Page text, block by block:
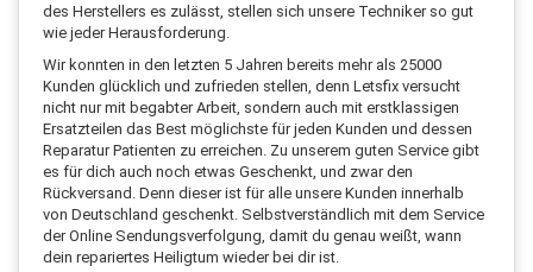
des Herstellers es zulässt, stellen sich unsere Techniker so gut
wie jeder Herausforderung.
Wir konnten in den letzten 5 Jahren bereits mehr als 25000
Kunden glücklich und zufrieden stellen, denn Letsfix versucht
nicht nur mit begabter Arbeit, sondern auch mit erstklassigen
Ersatzteilen das Best möglichste für jeden Kunden und dessen
Reparatur Patienten zu erreichen. Zu unserem guten Service gibt
es für dich auch noch etwas Geschenkt, und zwar den
Rückversand. Denn dieser ist für alle unsere Kunden innerhalb
von Deutschland geschenkt. Selbstverständlich mit dem Service
der Online Sendungsverfolgung, damit du genau weißt, wann
dein repariertes Heiligtum wieder bei dir ist.